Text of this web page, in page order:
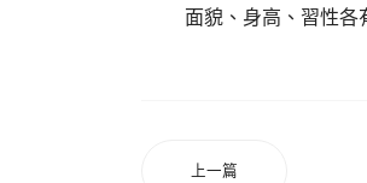
面貌、身高、習性各
上一篇